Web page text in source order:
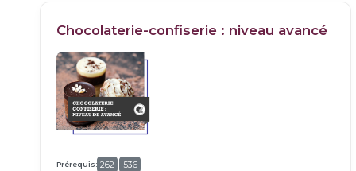
Chocolaterie-confiserie : niveau avancé
Prérequis: 262 536